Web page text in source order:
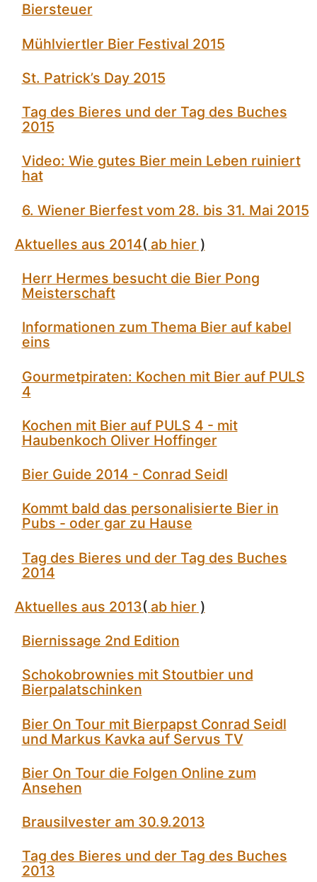
Biersteuer
Mühlviertler Bier Festival 2015
St. Patrick’s Day 2015
Tag des Bieres und der Tag des Buches
2015
Video: Wie gutes Bier mein Leben ruiniert
hat
6. Wiener Bierfest vom 28. bis 31. Mai 2015
Aktuelles aus 2014( ab hier)
Herr Hermes besucht die Bier Pong
Meisterschaft
Informationen zum Thema Bier auf kabel
eins
Gourmetpiraten: Kochen mit Bier auf PULS
4
Kochen mit Bier auf PULS 4 - mit
Haubenkoch Oliver Hoffinger
Bier Guide 2014 - Conrad Seidl
Kommt bald das personalisierte Bier in
Pubs - oder gar zu Hause
Tag des Bieres und der Tag des Buches
2014
Aktuelles aus 2013( ab hier)
Biernissage 2nd Edition
Schokobrownies mit Stoutbier und
Bierpalatschinken
Bier On Tour mit Bierpapst Conrad Seidl
und Markus Kavka auf Servus TV
Bier On Tour die Folgen Online zum
Ansehen
Brausilvester am 30.9.2013
Tag des Bieres und der Tag des Buches
2013